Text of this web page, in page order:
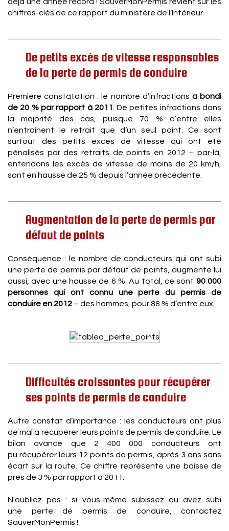
chiffres-clés de ce rapport du ministère de l’Intérieur.
De petits excès de vitesse responsables
de la perte de permis de conduire
Première constatation : le nombre d’infractions a bondi
de 20 % par rapport à 2011 . De petites infractions dans
la majorité des cas, puisque 70 % d’entre elles
n’entrainent le retrait que d’un seul point. Ce sont
surtout des petits excès de vitesse qui ont été
pénalisés par des retraits de points en 2012 – par-là,
entendons les excès de vitesse de moins de 20 km/h,
sont en hausse de 25 % depuis l’année précédente.
Augmentation de la perte de permis par
défaut de points
Conséquence : le nombre de conducteurs qui ont subi
une perte de permis par défaut de points, augmente lui
aussi, avec une hausse de 6 %. Au total, ce sont 90 000
personnes qui ont connu une perte du permis de
conduire en 2012 – des hommes, pour 88 % d’entre eux.
Difficultés croissantes pour récupérer
ses points de permis de conduire
Autre constat d’importance : les conducteurs ont plus
de mal à récupérer leurs points de permis de conduire. Le
bilan avance que 2 400 000 conducteurs ont
pu récupérer leurs 12 points de permis, après 3 ans sans
écart sur la route. Ce chiffre représente une baisse de
près de 3 % par rapport à 2011.
N'oubliez pas : si vous-même subissez ou avez subi
une perte de permis de conduire, contactez
SauverMonPermis !